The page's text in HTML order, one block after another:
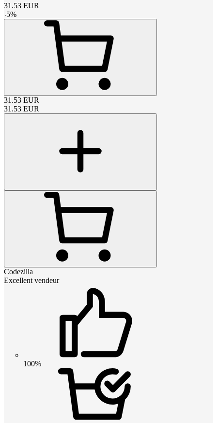
31.53 EUR
-5%
31.53 EUR
31.53 EUR
Codezilla
Excellent vendeur
100%